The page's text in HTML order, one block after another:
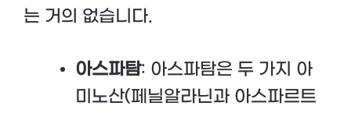
는 거의 없습니다.
아스파탐: 아스파탐은 두 가지 아
미노산(페닐알라닌과 아스파르트